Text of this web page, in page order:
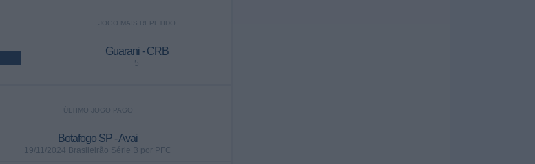
JOGO MAIS REPETIDO
Guarani - CRB
5
ÚLTIMO JOGO PAGO
Botafogo SP - Avai
19/11/2024 Brasileirão Série B por PFC